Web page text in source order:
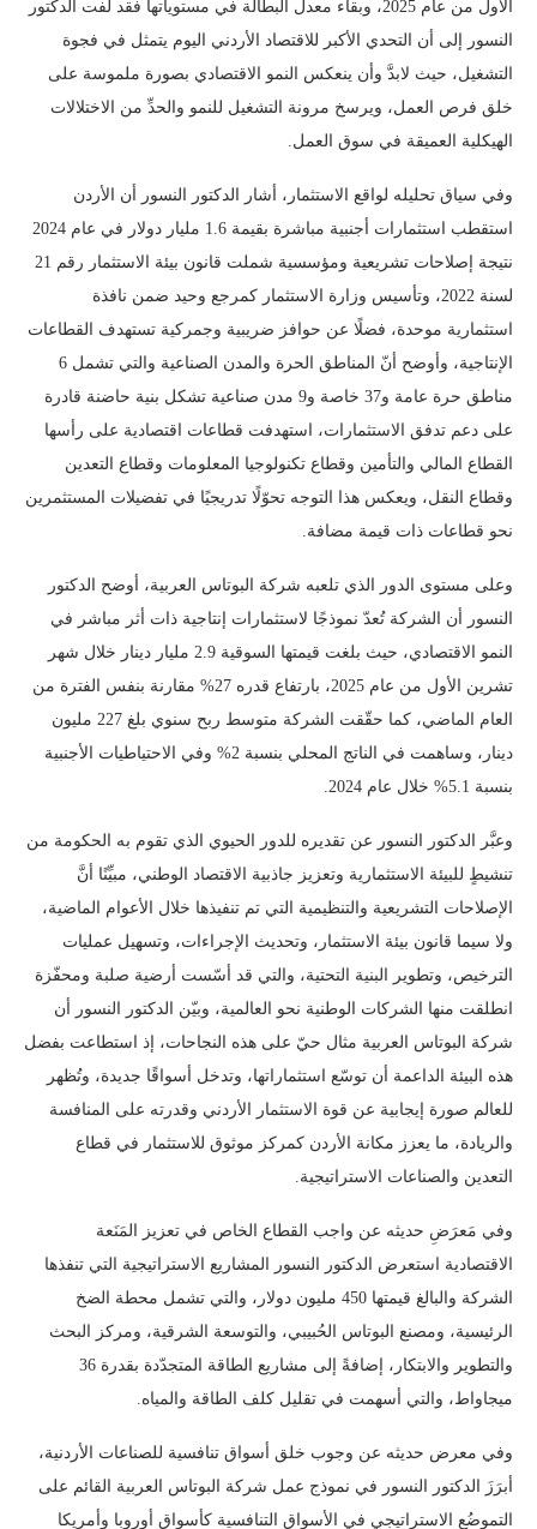
الأول من عام 2025، وبقاء معدل البطالة في مستوياتها فقد لفت الدكتور
النسور إلى أن التحدي الأكبر للاقتصاد الأردني اليوم يتمثل في فجوة
التشغيل، حيث لابدَّ وأن ينعكس النمو الاقتصادي بصورة ملموسة على
خلق فرص العمل، ويرسخ مرونة التشغيل للنمو والحدِّ من الاختلالات
الهيكلية العميقة في سوق العمل.
وفي سياق تحليله لواقع الاستثمار، أشار الدكتور النسور أن الأردن
استقطب استثمارات أجنبية مباشرة بقيمة 1.6 مليار دولار في عام 2024
نتيجة إصلاحات تشريعية ومؤسسية شملت قانون بيئة الاستثمار رقم 21
لسنة 2022، وتأسيس وزارة الاستثمار كمرجع وحيد ضمن نافذة
استثمارية موحدة، فضلًا عن حوافز ضريبية وجمركية تستهدف القطاعات
الإنتاجية، وأوضح أنّ المناطق الحرة والمدن الصناعية والتي تشمل 6
مناطق حرة عامة و37 خاصة و9 مدن صناعية تشكل بنية حاضنة قادرة
على دعم تدفق الاستثمارات، استهدفت قطاعات اقتصادية على رأسها
القطاع المالي والتأمين وقطاع تكنولوجيا المعلومات وقطاع التعدين
وقطاع النقل، ويعكس هذا التوجه تحوّلًا تدريجيًا في تفضيلات المستثمرين
نحو قطاعات ذات قيمة مضافة.
وعلى مستوى الدور الذي تلعبه شركة البوتاس العربية، أوضح الدكتور
النسور أن الشركة تُعدّ نموذجًا لاستثمارات إنتاجية ذات أثر مباشر في
النمو الاقتصادي، حيث بلغت قيمتها السوقية 2.9 مليار دينار خلال شهر
تشرين الأول من عام 2025، بارتفاع قدره 27% مقارنة بنفس الفترة من
العام الماضي، كما حقّقت الشركة متوسط ربح سنوي بلغ 227 مليون
دينار، وساهمت في الناتج المحلي بنسبة 2% وفي الاحتياطيات الأجنبية
بنسبة 5.1% خلال عام 2024.
وعبَّر الدكتور النسور عن تقديره للدور الحيوي الذي تقوم به الحكومة من
تنشيطٍ للبيئة الاستثمارية وتعزيز جاذبية الاقتصاد الوطني، مبيِّنًا أنَّ
الإصلاحات التشريعية والتنظيمية التي تم تنفيذها خلال الأعوام الماضية،
ولا سيما قانون بيئة الاستثمار، وتحديث الإجراءات، وتسهيل عمليات
الترخيص، وتطوير البنية التحتية، والتي قد أسّست أرضية صلبة ومحفّزة
انطلقت منها الشركات الوطنية نحو العالمية، وبيّن الدكتور النسور أن
شركة البوتاس العربية مثال حيّ على هذه النجاحات، إذ استطاعت بفضل
هذه البيئة الداعمة أن توسّع استثماراتها، وتدخل أسواقًا جديدة، وتُظهر
للعالم صورة إيجابية عن قوة الاستثمار الأردني وقدرته على المنافسة
والريادة، ما يعزز مكانة الأردن كمركز موثوق للاستثمار في قطاع
التعدين والصناعات الاستراتيجية.
وفي مَعرَضِ حديثه عن واجب القطاع الخاص في تعزيز المَنَعة
الاقتصادية استعرض الدكتور النسور المشاريع الاستراتيجية التي تنفذها
الشركة والبالغ قيمتها 450 مليون دولار، والتي تشمل محطة الضخ
الرئيسية، ومصنع البوتاس الحُبيبي، والتوسعة الشرقية، ومركز البحث
والتطوير والابتكار، إضافةً إلى مشاريع الطاقة المتجدّدة بقدرة 36
ميجاواط، والتي أسهمت في تقليل كلف الطاقة والمياه.
وفي معرض حديثه عن وجوب خلق أسواق تنافسية للصناعات الأردنية،
أبرَزَ الدكتور النسور في نموذج عمل شركة البوتاس العربية القائم على
التموضُع الاستراتيجي في الأسواق التنافسية كأسواق أوروبا وأمريكا